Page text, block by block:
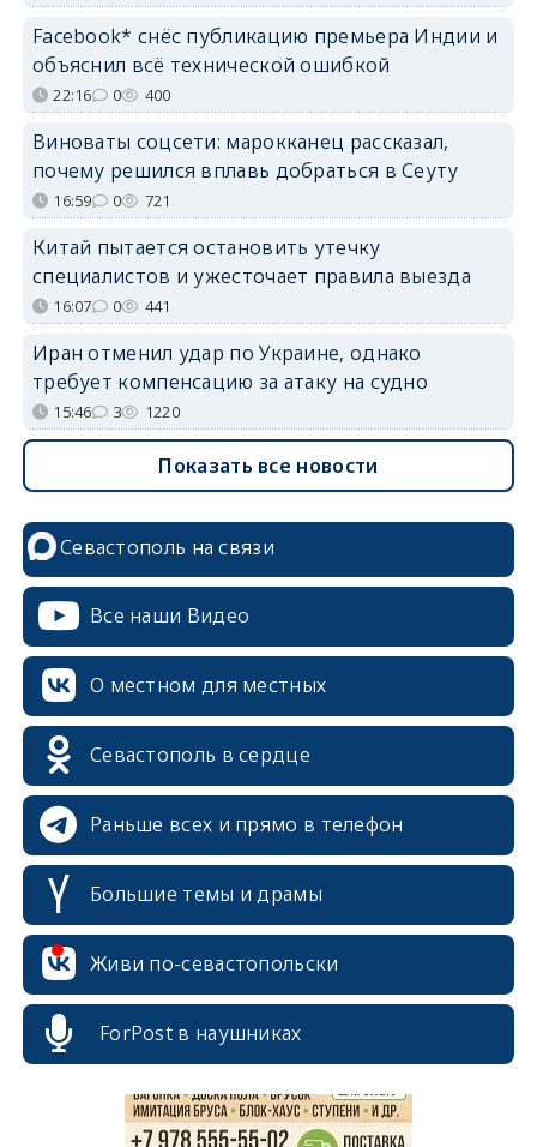
Facebook* снёс публикацию премьера Индии и
объяснил всё технической ошибкой
22:16 0 400
Виноваты соцсети: марокканец рассказал,
почему решился вплавь добраться в Сеуту
16:59 0 721
Китай пытается остановить утечку
специалистов и ужесточает правила выезда
16:07 0 441
Иран отменил удар по Украине, однако
требует компенсацию за атаку на судно
15:46 3 1220
Показать все новости
Севастополь на связи
Все наши Видео
О местном для местных
Севастополь в сердце
Раньше всех и прямо в телефон
Большие темы и драмы
Живи по-севастопольски
ForPost в наушниках
erid: 2SDnjcrDNw6
erid: 2SDnjdPjgYS